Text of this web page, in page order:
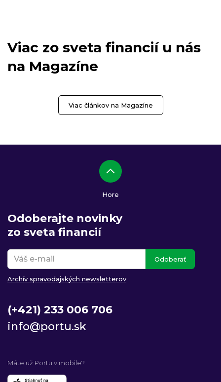
Viac zo sveta financií u nás
na Magazíne
Viac článkov na Magazíne
Odoberajte novinky
zo sveta financií
Odoberať
Archív spravodajských newsletterov
Hore
(+421) 233 006 706
info@portu.sk
Máte už Portu v mobile?